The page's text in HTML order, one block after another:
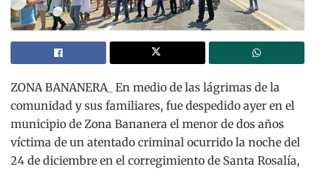
ZONA BANANERA_ En medio de las lágrimas de la
comunidad y sus familiares, fue despedido ayer en el
municipio de Zona Bananera el menor de dos años
víctima de un atentado criminal ocurrido la noche del
24 de diciembre en el corregimiento de Santa Rosalía,